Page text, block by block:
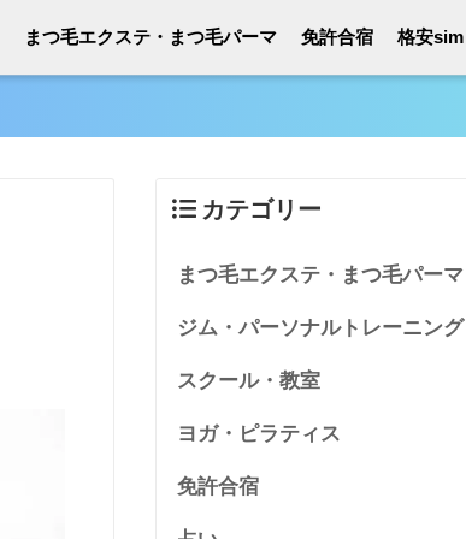
まつ毛エクステ・まつ毛パーマ 免許合宿 格安sim
カテゴリー
まつ毛エクステ・まつ毛パーマ
ジム・パーソナルトレーニング
スクール・教室
ヨガ・ピラティス
免許合宿